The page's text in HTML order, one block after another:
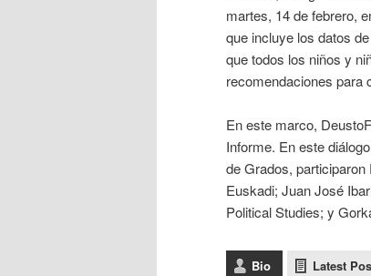
martes, 14 de febrero,
que incluye los datos
que todos los niños y
recomendaciones para
En este marco,
Informe. En este
de Grados,
Euskadi; Juan José
Political Studies; y
Bio Latest